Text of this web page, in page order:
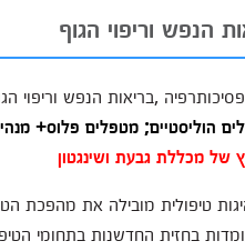
הנפש וריפוי הגוף
,בריאות הנפש וריפוי
הוליסטיים; מטפלים פלוס+
של מכללת גבעת ושינגטון
טיפולית מובילה את מהפכת
בחזית החדשנות בתחומי